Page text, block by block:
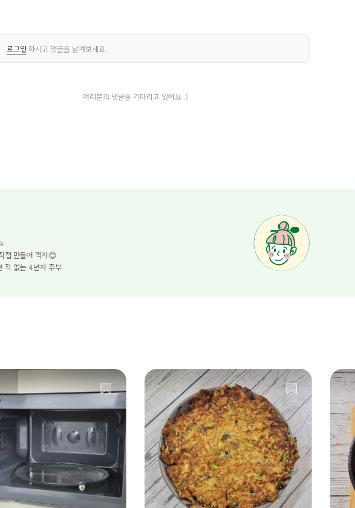
로그인 하시고 댓글을 남겨보세요.
여러분의 댓글을 기다리고 있어요 :)
접 만들어 먹자😊
적 없는 4년차 주부